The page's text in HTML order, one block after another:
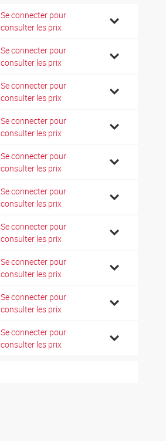
Se connecter pour
consulter les prix
Se connecter pour
consulter les prix
Se connecter pour
consulter les prix
Se connecter pour
consulter les prix
Se connecter pour
consulter les prix
Se connecter pour
consulter les prix
Se connecter pour
consulter les prix
Se connecter pour
consulter les prix
Se connecter pour
consulter les prix
Se connecter pour
consulter les prix